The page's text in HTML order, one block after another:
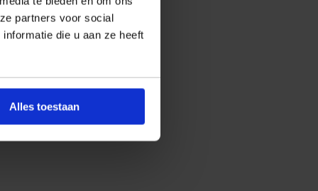
partners voor social
die u aan ze heeft
Alles toestaan